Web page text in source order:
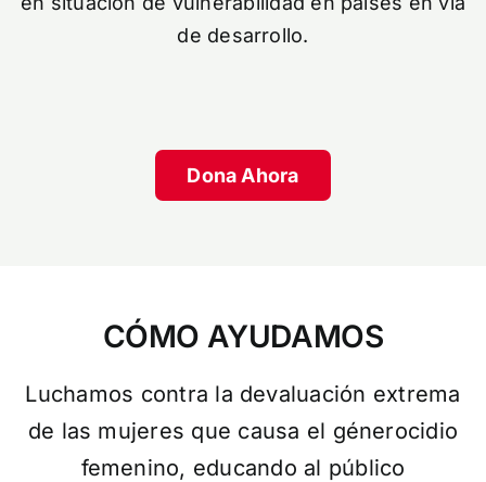
de desarrollo.
Dona Ahora
CÓMO AYUDAMOS
Luchamos contra la devaluación extrema
de las mujeres que causa el génerocidio
femenino, educando al público